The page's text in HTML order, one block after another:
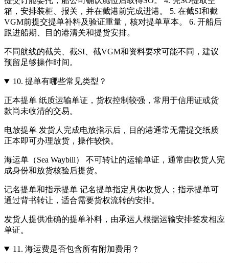
箱，安排装柜、报关，并在截港前完成进港。 5. 在截SI和截
VGM前提交提单补料及验证重量，核对提单草本。 6. 开船后
跟进船期、目的港清关和提货安排。
不同航线的截关、截SI、截VGM和资料要求可能不同，建议
预留足够操作时间。
10. 提单有哪些常见类型？
正本提单 纸质运输单证，货权控制较强，常用于信用证或货
款尚未收清的交易。
电放提单 发货人完成电放指示后，目的港通常无需提交纸质
正本即可办理放货，操作较快。
海运单（Sea Waybill） 不可转让的运输单证，通常由收货人完
成身份和放货核验后提货。
记名提单和指示提单 记名提单指定具体收货人；指示提单可
通过背书转让，适合需要货权流转的安排。
发货人提供准确的提单补料，由承运人根据运输安排签发相应
单证。
11. 海运费是否包含所有附加费用？